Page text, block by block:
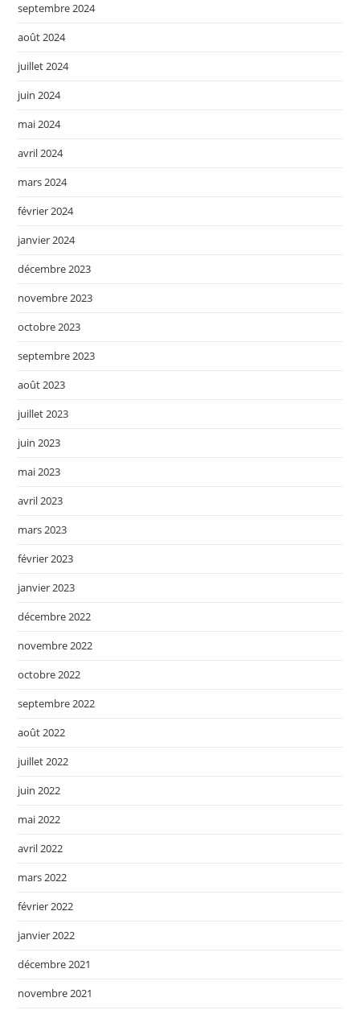
septembre 2024
août 2024
juillet 2024
juin 2024
mai 2024
avril 2024
mars 2024
février 2024
janvier 2024
décembre 2023
novembre 2023
octobre 2023
septembre 2023
août 2023
juillet 2023
juin 2023
mai 2023
avril 2023
mars 2023
février 2023
janvier 2023
décembre 2022
novembre 2022
octobre 2022
septembre 2022
août 2022
juillet 2022
juin 2022
mai 2022
avril 2022
mars 2022
février 2022
janvier 2022
décembre 2021
novembre 2021